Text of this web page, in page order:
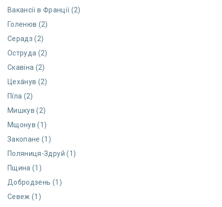
Вакансії в Франції (2)
Голенюв (2)
Серадз (2)
Оструда (2)
Скавіна (2)
Цеха́нув (2)
Пі́ла (2)
Мишкув (2)
Мщонув (1)
Закопане (1)
Поляниця-Здруй (1)
Пщина (1)
Добродзень (1)
Севеж (1)